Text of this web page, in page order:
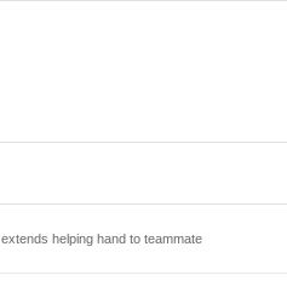
helping hand to teammate